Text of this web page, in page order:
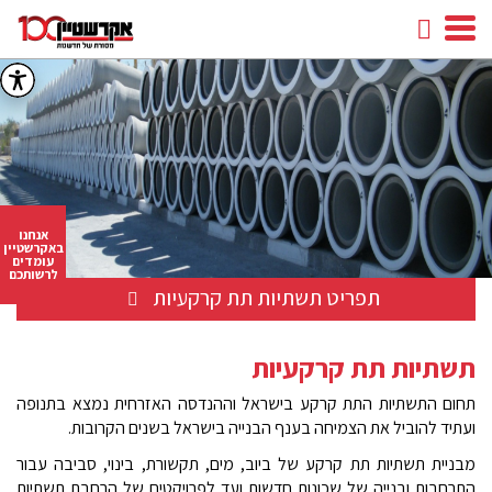
חיפוש
facebook
youtube
instagram
תפריט תשתיות תת קרקעיות
תשתיות תת קרקעיות
תחום התשתיות התת קרקע בישראל וההנדסה האזרחית נמצא בתנופה
ועתיד להוביל את הצמיחה בענף הבנייה בישראל בשנים הקרובות.
מבניית תשתיות תת קרקע של ביוב, מים, תקשורת, בינוי, סביבה עבור
אנחנו
באקרשטיין
עומדים
לרשותכם